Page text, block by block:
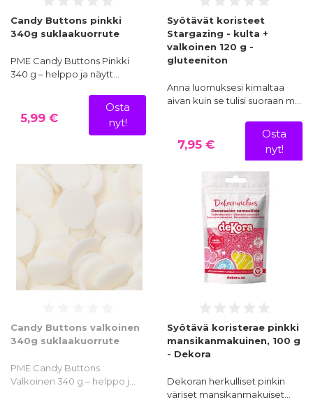
Candy Buttons pinkki
340g suklaakuorrute
PME Candy Buttons Pinkki
340 g – helppo ja näytt…
5,99 €
Osta
nyt!
Syötävät koristeet
Stargazing - kulta +
valkoinen 120 g -
gluteeniton
Anna luomuksesi kimaltaa
aivan kuin se tulisi suoraan m…
7,95 €
Osta
nyt!
Candy Buttons valkoinen
340g suklaakuorrute
PME Candy Buttons
Valkoinen 340 g – helppo j…
Syötävä koristerae pinkki
mansikanmakuinen, 100 g
- Dekora
Dekoran herkulliset pinkin
väriset mansikanmakuiset…